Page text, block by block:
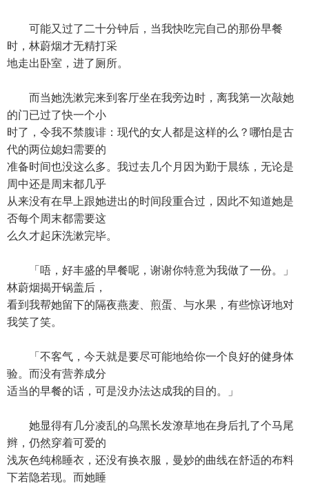
可能又过了二十分钟后，当我快吃完自己的那份早餐
时，林蔚烟才无精打采
地走出卧室，进了厕所。
而当她洗漱完来到客厅坐在我旁边时，离我第一次敲她
的门已过了快一个小
时了，令我不禁腹诽：现代的女人都是这样的么？哪怕是古
代的两位媳妇需要的
准备时间也没这么多。我过去几个月因为勤于晨练，无论是
周中还是周末都几乎
从来没有在早上跟她进出的时间段重合过，因此不知道她是
否每个周末都需要这
么久才起床洗漱完毕。
「唔，好丰盛的早餐呢，谢谢你特意为我做了一份。」
林蔚烟揭开锅盖后，
看到我帮她留下的隔夜燕麦、煎蛋、与水果，有些惊讶地对
我笑了笑。
「不客气，今天就是要尽可能地给你一个良好的健身体
验。而没有营养成分
适当的早餐的话，可是没办法达成我的目的。」
她显得有几分凌乱的乌黑长发潦草地在身后扎了个马尾
辫，仍然穿着可爱的
浅灰色纯棉睡衣，还没有换衣服，曼妙的曲线在舒适的布料
下若隐若现。而她睡